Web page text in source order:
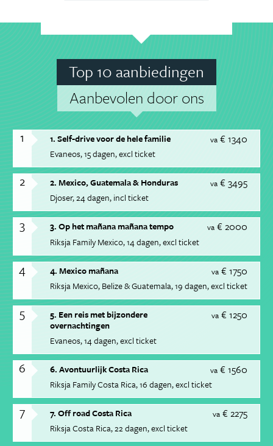
Top 10 aanbiedingen
Aanbevolen door ons
1 va € 1340
1. Self-drive voor de hele familie
Evaneos 15 dagen excl ticket
2 va € 3495
2. Mexico, Guatemala & Honduras
Djoser 24 dagen incl ticket
3 va € 2000
3. Op het mañana mañana tempo
Riksja Family Mexico 14 dagen excl ticket
4 va € 1750
4. Mexico mañana
Riksja Mexico, Belize & Guatemala 19 dagen excl ticket
5 va € 1250
5. Een reis met bijzondere
overnachtingen
Evaneos 14 dagen excl ticket
6 va € 1560
6. Avontuurlijk Costa Rica
Riksja Family Costa Rica 16 dagen excl ticket
7 va € 2275
7. Off road Costa Rica
Riksja Costa Rica 22 dagen excl ticket